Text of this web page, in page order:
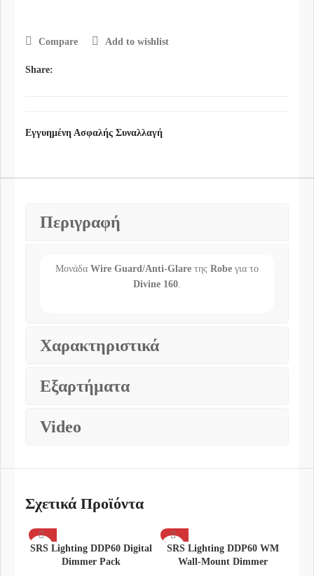
Compare Add to wishlist
Share:
Εγγυημένη Ασφαλής Συναλλαγή
Περιγραφή
Μονάδα Wire Guard/Anti-Glare της Robe για το
Divine 160.
Χαρακτηριστικά
Εξαρτήματα
Video
Σχετικά Προϊόντα
SRS Lighting DDP60 Digital
Dimmer Pack
SRS Lighting DDP60 WM
Wall-Mount Dimmer